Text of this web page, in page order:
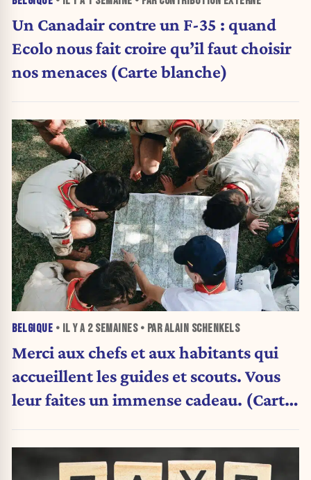
Un Canadair contre un F-35 : quand
Ecolo nous fait croire qu’il faut choisir
nos menaces (Carte blanche)
BELGIQUE • IL Y A 2 SEMAINES• PAR ALAIN SCHENKELS
Merci aux chefs et aux habitants qui
accueillent les guides et scouts. Vous
leur faites un immense cadeau. (Carte